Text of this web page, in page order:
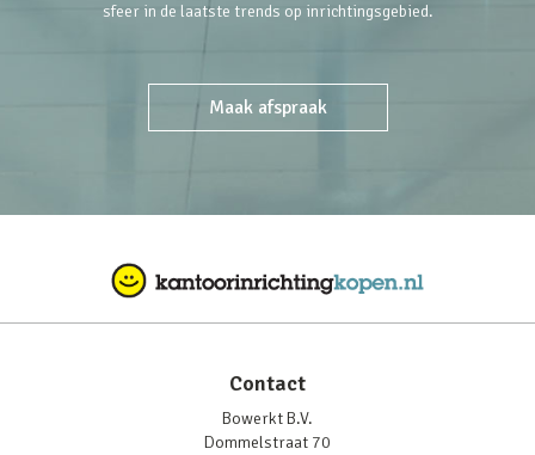
sfeer in de laatste trends op inrichtingsgebied.
Maak afspraak
Contact
Bowerkt B.V.
Dommelstraat 70